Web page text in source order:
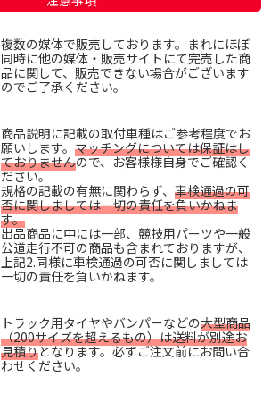
複数の媒体で販売しております。まれにほぼ
同時に他の媒体・販売サイトにて完売した商
品に関して、販売できない場合がございます
のでご了承ください。
商品説明に記載の取付車種はご参考程度でお
願いします。 マッチングについては保証はし
ておりませんので、お客様様自身でご確認く
ださい。
規格の記載の有無に関わらず、 車検通過の可
否に関しましては一切の責任を負いかねま
す。
出品商品に中には一部、競技用パーツや一般
公道走行不可の商品も含まれておりますが、
上記2.同様に車検通過の可否に関しましては
一切の責任を負いかねます。
トラック用タイヤやバンパーなどの大型商品
（200サイズを超えるもの）は送料が別途お
見積りとなります。必ずご注文前にお問い合
わせください。